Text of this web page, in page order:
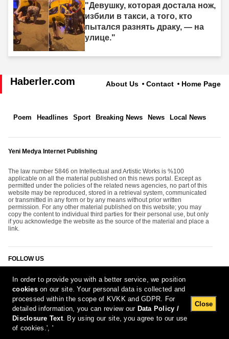
"Девушку, которая достала нож,
избили в такси, а того, кто
пытался разнять драку, — на
улице."
Haberler.com About Us Contact Home Page
Poem Headlines Sport Breaking News News Local News
Yeni Medya Internet Publishing
The law number 5846 on Intellectual and Artistic Works is %100
applicable on all the material published on this news portal. Except as
permitted under the policies of the related news agencies, no part of this
website may be reproduced, stored in a retrieval system, communicated
or transmitted in any form or by any means without prior written
permission. For any other material published on this website; you may
copy the content to individual third parties for their personal use, but only
if you acknowledge the website as the source of the material and place a
link.
FOLLOW US
[Report Bug]9.08.2026 16:08:59 #1.11#
In order to provide you with a better service, we position
cookieson our site. Your personal data is collected and
processed within the scope of KVKK and GDPR. For
detailed information, you can review our Data Policy /
Disclosure Text. By using our site, you agree to our use
of cookies.', '
Close